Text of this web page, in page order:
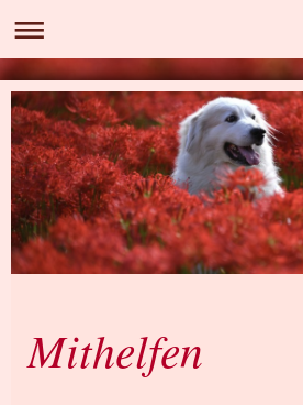
Mithelfen